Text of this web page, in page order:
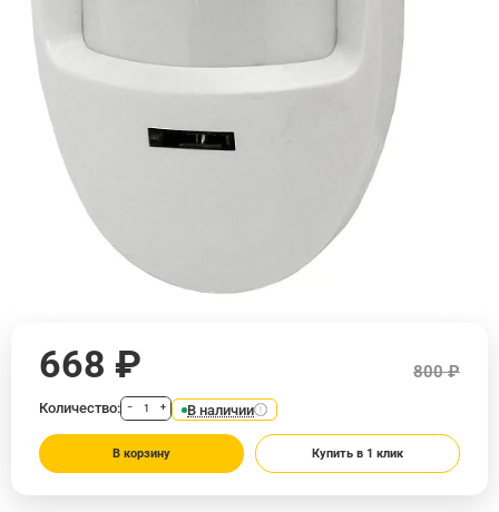
668 ₽ 800 ₽
Количество: − + В наличии
В корзину Купить в 1 клик